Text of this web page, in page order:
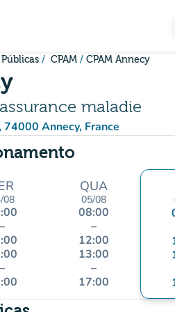
CPAM CPAM Annecy
maladie
74000 Annecy, France
no Google Maps)
separador)
08
–
–
QUA
05/08
08:00
–
12:00
13:00
–
17:00